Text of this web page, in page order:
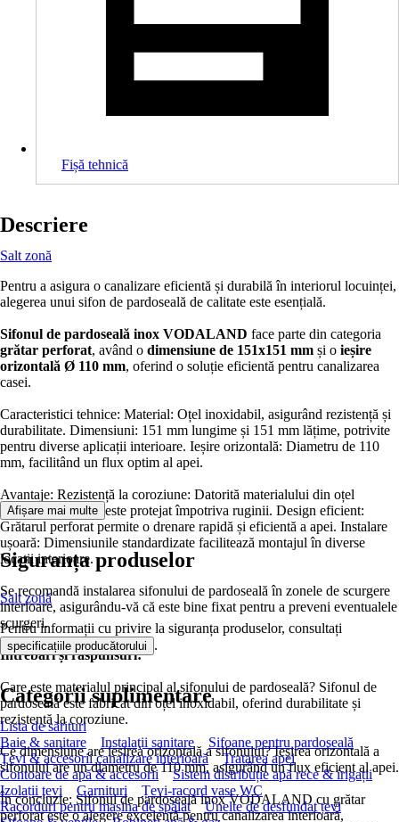
Fișă tehnică
Descriere
Salt zonă
Pentru a asigura o canalizare eficientă și durabilă în interiorul locuinței,
alegerea unui sifon de pardoseală de calitate este esențială.
Sifonul de pardoseală inox VODALAND face parte din categoria
grătar perforat, având o dimensiune de 151x151 mm și o ieșire
orizontală Ø 110 mm, oferind o soluție eficientă pentru canalizarea
casei.
Caracteristici tehnice: Material: Oțel inoxidabil, asigurând rezistență și
durabilitate. Dimensiuni: 151 mm lungime și 151 mm lățime, potrivite
pentru diverse aplicații interioare. Ieșire orizontală: Diametru de 110
mm, facilitând un flux optim al apei.
Avantaje: Rezistență la coroziune: Datorită materialului din oțel
inoxidabil, sifonul este protejat împotriva ruginii. Design eficient:
Grătarul perforat permite o drenare rapidă și eficientă a apei. Instalare
ușoară: Dimensiunile standardizate facilitează montajul în diverse
locații interioare.
Se recomandă instalarea sifonului de pardoseală în zonele de scurgere
interioare, asigurându-vă că este bine fixat pentru a preveni eventualele
scurgeri.
Întrebări și răspunsuri:
Care este materialul principal al sifonului de pardoseală? Sifonul de
pardoseală este fabricat din oțel inoxidabil, oferind durabilitate și
rezistență la coroziune.
Ce dimensiune are ieșirea orizontală a sifonului? Ieșirea orizontală a
sifonului are un diametru de 110 mm, asigurând un flux eficient al apei.
În concluzie: Sifonul de pardoseală inox VODALAND cu grătar
perforat este o alegere excelentă pentru canalizarea interioară,
Afișare mai multe
Siguranța produselor
Salt zonă
Pentru informații cu privire la siguranța produselor, consultați
specificațiile producătorului .
Categorii suplimentare
Lista de sărituri
Baie & sanitare
Instalaţii sanitare
Sifoane pentru pardoseală
Ţevi & accesorii canalizare interioară
Tratarea apei
Contoare de apă & accesorii
Sistem distribuție apă rece & irigații
Izolații țevi
Garnituri
Țevi-racord vase WC
Racorduri pentru mașina de spălat
Unelte de desfundat țevi